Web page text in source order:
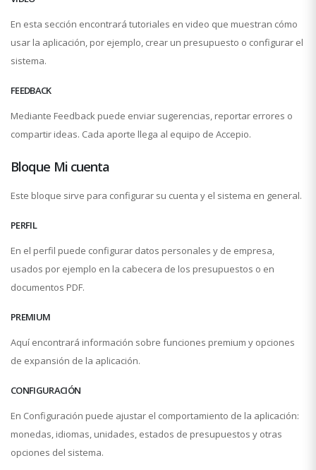
En esta sección encontrará tutoriales en video que muestran cómo
usar la aplicación, por ejemplo, crear un presupuesto o configurar el
sistema.
FEEDBACK
Mediante Feedback puede enviar sugerencias, reportar errores o
compartir ideas. Cada aporte llega al equipo de Accepio.
Bloque Mi cuenta
Este bloque sirve para configurar su cuenta y el sistema en general.
PERFIL
En el perfil puede configurar datos personales y de empresa,
usados por ejemplo en la cabecera de los presupuestos o en
documentos PDF.
PREMIUM
Aquí encontrará información sobre funciones premium y opciones
de expansión de la aplicación.
CONFIGURACIÓN
En Configuración puede ajustar el comportamiento de la aplicación:
monedas, idiomas, unidades, estados de presupuestos y otras
opciones del sistema.